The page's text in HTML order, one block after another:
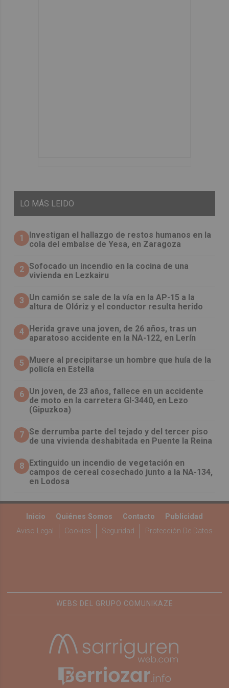
LO MÁS LEIDO
1
Investigan el hallazgo de restos humanos en la
cola del embalse de Yesa, en Zaragoza
2 Sofocado un incendio en la cocina de una
vivienda en Lezkairu
3
Un camión se sale de la vía en la AP-15 a la
altura de Olóriz y el conductor resulta herido
4
Herida grave una joven, de 26 años, tras un
aparatoso accidente en la NA-122, en Lerín
5
Muere al precipitarse un hombre que huía de la
policía en Estella
6 Un joven, de 23 años, fallece en un accidente
de moto en la carretera GI-3440, en Lezo
(Gipuzkoa)
7 Se derrumba parte del tejado y del tercer piso
de una vivienda deshabitada en Puente la Reina
8
Extinguido un incendio de vegetación en
campos de cereal cosechado junto a la NA-134,
en Lodosa
Inicio Quiénes Somos Contacto
Publicidad
Aviso Legal
Cookies Seguridad Protección De Datos
WEBS DEL GRUPO COMUNIKAZE